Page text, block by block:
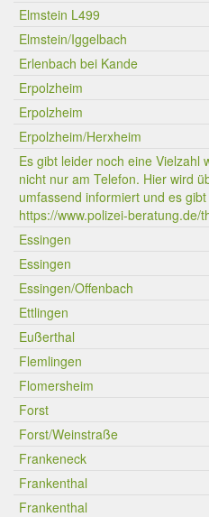
Elmstein L499
Elmstein/Iggelbach
Erlenbach bei Kande
Erpolzheim
Erpolzheim
Erpolzheim/Herxheim
Es gibt leider noch eine Vielzahl
nicht nur am Telefon. Hier wird
umfassend informiert und es
https://www.polizei-beratung.de/
Essingen
Essingen
Essingen/Offenbach
Ettlingen
Eußerthal
Flemlingen
Flomersheim
Forst
Forst/Weinstraße
Frankeneck
Frankenthal
Frankenthal